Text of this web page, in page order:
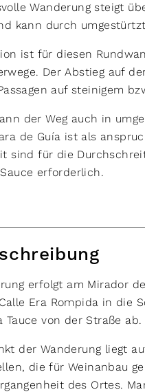
Wanderung steigt
kann durch
ist für diesen
Der Abstieg auf
auf steinigem
der Weg auch in
de Guía ist als
sind für die
erforderlich.
erfolgt am Mirador
Era Rompida in die
Tauce von der Straße ab.
der Wanderung liegt
die für Weinanbau
des Ortes.